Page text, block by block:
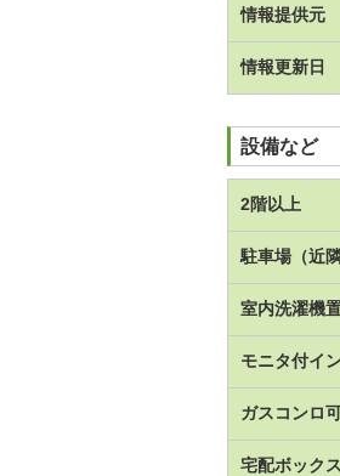
情報提供元
情報更新日
設備など
2階以上
駐車場（近隣
室内洗濯機
モニタ付イ
ガスコンロ
宅配ボックス